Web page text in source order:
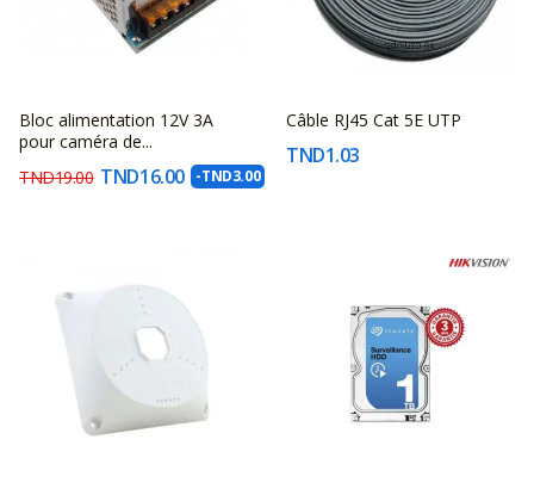
FABRICANT
INCONNU
Bloc alimentation 12V 3A
pour caméra de...
TND19.00 TND16.00 -TND3.00
FABRICANT
Câble RJ45 Cat 5E UTP
TND1.03